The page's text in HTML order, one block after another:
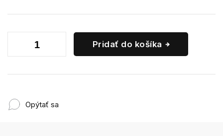
Pridať do košíka
Opýtať sa